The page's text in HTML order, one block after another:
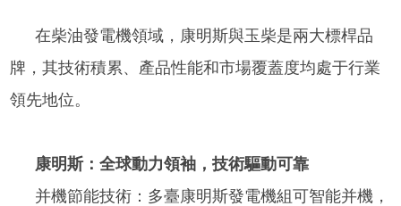
在柴油發電機領域，康明斯與玉柴是兩大標桿品
牌，其技術積累、產品性能和市場覆蓋度均處于行業
領先地位。
康明斯：全球動力領袖，技術驅動可靠
并機節能技術：多臺康明斯發電機組可智能并機，